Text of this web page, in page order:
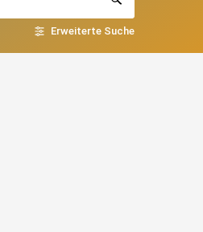
Erweiterte Suche